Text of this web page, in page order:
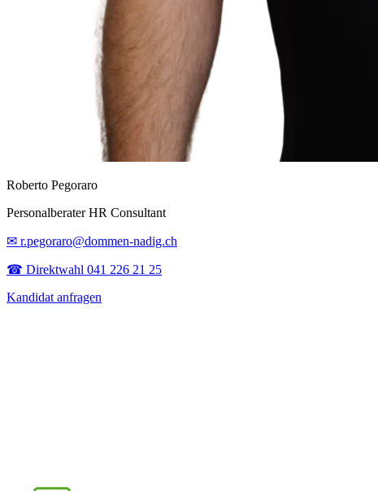
Roberto Pegoraro
Personalberater HR Consultant
✉ r.pegoraro@dommen-nadig.ch
☎ Direktwahl 041 226 21 25
Kandidat anfragen